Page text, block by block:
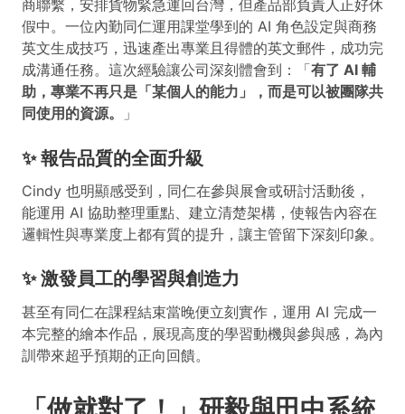
商聯繫，安排貨物緊急運回台灣，但產品部負責人正好休
假中。一位內勤同仁運用課堂學到的 AI 角色設定與商務
英文生成技巧，迅速產出專業且得體的英文郵件，成功完
成溝通任務。這次經驗讓公司深刻體會到：「有了 AI 輔
助，專業不再只是「某個人的能力」，而是可以被團隊共
同使用的資源。
」
✨ 報告品質的全面升級
Cindy 也明顯感受到，同仁在參與展會或研討活動後，
能運用 AI 協助整理重點、建立清楚架構，使報告內容在
邏輯性與專業度上都有質的提升，讓主管留下深刻印象。
✨ 激發員工的學習與創造力
甚至有同仁在課程結束當晚便立刻實作，運用 AI 完成一
本完整的繪本作品，展現高度的學習動機與參與感，為內
訓帶來超乎預期的正向回饋。